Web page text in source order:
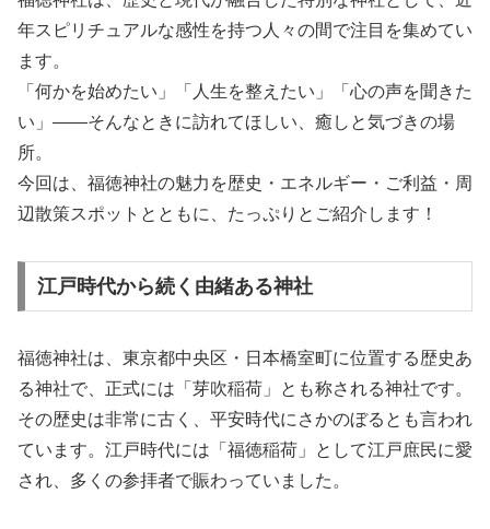
年スピリチュアルな感性を持つ人々の間で注目を集めてい
ます。
「何かを始めたい」「人生を整えたい」「心の声を聞きた
い」――そんなときに訪れてほしい、癒しと気づきの場
所。
今回は、福徳神社の魅力を歴史・エネルギー・ご利益・周
辺散策スポットとともに、たっぷりとご紹介します！
江戸時代から続く由緒ある神社
福徳神社は、東京都中央区・日本橋室町に位置する歴史あ
る神社で、正式には「芽吹稲荷」とも称される神社です。
その歴史は非常に古く、平安時代にさかのぼるとも言われ
ています。江戸時代には「福徳稲荷」として江戸庶民に愛
され、多くの参拝者で賑わっていました。